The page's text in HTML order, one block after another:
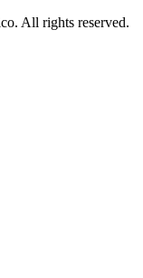
All rights reserved.